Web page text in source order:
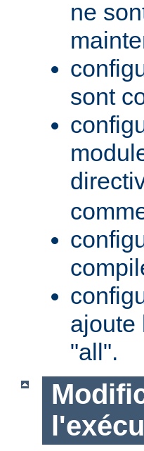
ne
sont
ajoute
"all".